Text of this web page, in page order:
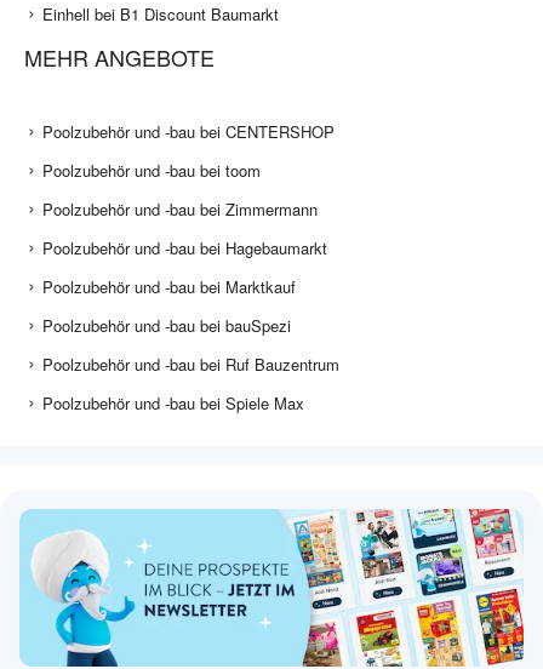
Einhell bei B1 Discount Baumarkt
MEHR ANGEBOTE
Poolzubehör und -bau bei CENTERSHOP
Poolzubehör und -bau bei toom
Poolzubehör und -bau bei Zimmermann
Poolzubehör und -bau bei Hagebaumarkt
Poolzubehör und -bau bei Marktkauf
Poolzubehör und -bau bei bauSpezi
Poolzubehör und -bau bei Ruf Bauzentrum
Poolzubehör und -bau bei Spiele Max